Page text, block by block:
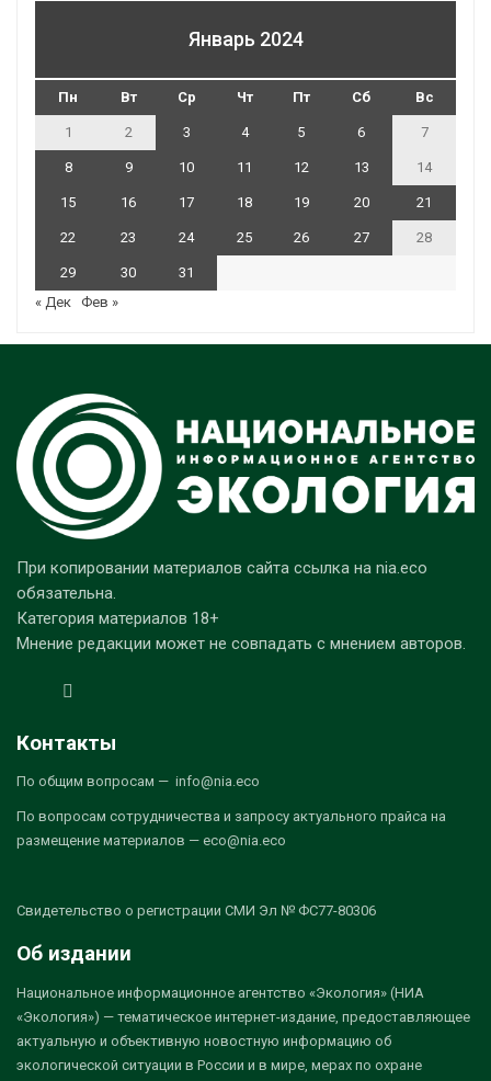
Январь 2024
Пн Вт Ср Чт Пт Сб Вс
1 2 3 4 5 6 7
8 9 10 11 12 13 14
15 16 17 18 19 20 21
22 23 24 25 26 27 28
29 30
31
« Дек Фев »
При копировании материалов сайта ссылка на nia.eco
обязательна.
Категория материалов 18+
Мнение редакции может не совпадать с мнением авторов.
Контакты
По общим вопросам — info@nia.eco
По вопросам сотрудничества и запросу актуального прайса на
размещение материалов — eco@nia.eco
Свидетельство о регистрации СМИ Эл № ФС77-80306
Об издании
Национальное информационное агентство «Экология» (НИА
«Экология») — тематическое интернет-издание, предоставляющее
актуальную и объективную новостную информацию об
экологической ситуации в России и в мире, мерах по охране